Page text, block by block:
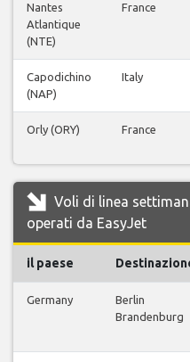
Nantes
Atlantique
(NTE)
France
Capodichino
(NAP)
Italy
Orly (ORY) France
Voli di linea
operati da EasyJet
il paese
Germany
Berlin
Brandenburg